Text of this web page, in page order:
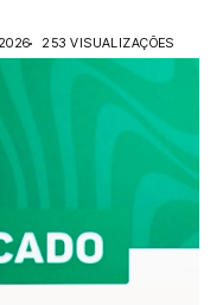
253 VISUALIZAÇÕES